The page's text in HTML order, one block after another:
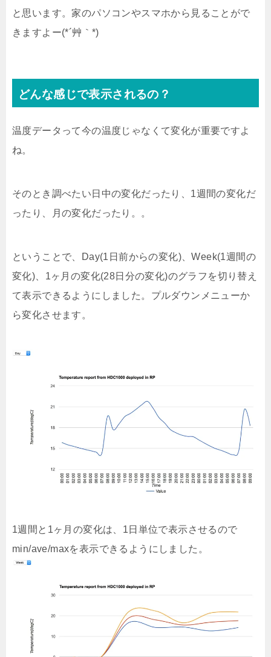
と思います。家のパソコンやスマホから見ることがで
きますよー(*´艸｀*)
どんな感じで表示されるの？
温度データって今の温度じゃなくて変化が重要ですよ
ね。
そのとき調べたい日中の変化だったり、1週間の変化だ
ったり、月の変化だったり。。
ということで、Day(1日前からの変化)、Week(1週間の
変化)、1ヶ月の変化(28日分の変化)のグラフを切り替え
て表示できるようにしました。プルダウンメニューか
ら変化させます。
1週間と1ヶ月の変化は、1日単位で表示させるので
min/ave/maxを表示できるようにしました。